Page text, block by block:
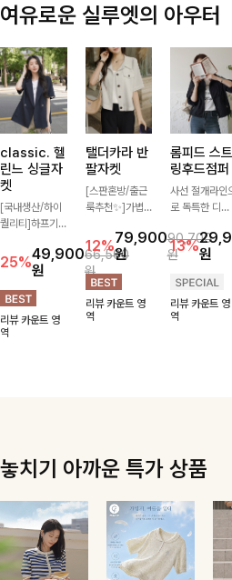
여유로운 실루엣의 아우터
classic. 헬
린느 싱글자
켓
[국내생산/하이
퀄리티]하프기
않은 기장으로
클래식이 주는
멋!스탠다드한
핏이 멋스러운,
쾌적하면서 세련
된 무드의 썸머
25%49,900
원
66,500
원
리뷰 카운트 영
역
탤더카라 반
팔자켓
[스판혼방/출근
룩추천✨]가볍
은 반팔 자켓으
로, 큼직한 버튼
과 플랩 포켓 디
테일이 캐주얼하
면서도 세련된
무드를 완성해드
12%79,900
원
90,700
원
리뷰 카운트 영
역
롬피드 스트
링후드점퍼
사선 절개라인
로 독특한 디자
가볍고 심플해
데일리로 간단하
스트링점퍼에요!
13%원
리뷰 카운트 영
역
놓치기 아까운 특가 상품